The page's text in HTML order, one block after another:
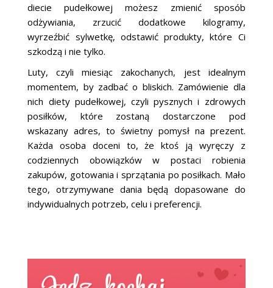
diecie pudełkowej możesz zmienić sposób
odżywiania, zrzucić dodatkowe kilogramy,
wyrzeźbić sylwetkę, odstawić produkty, które Ci
szkodzą i nie tylko.
Luty, czyli miesiąc zakochanych, jest idealnym
momentem, by zadbać o bliskich. Zamówienie dla
nich diety pudełkowej, czyli pysznych i zdrowych
posiłków, które zostaną dostarczone pod
wskazany adres, to świetny pomysł na prezent.
Każda osoba doceni to, że ktoś ją wyręczy z
codziennych obowiązków w postaci robienia
zakupów, gotowania i sprzątania po posiłkach. Mało
tego, otrzymywane dania będą dopasowane do
indywidualnych potrzeb, celu i preferencji.